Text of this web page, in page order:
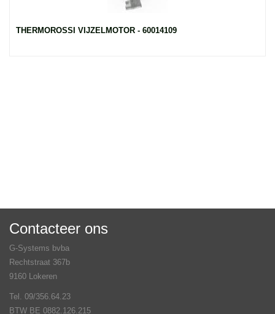
THERMOROSSI VIJZELMOTOR - 60014109
Contacteer ons
G-Systems bvba
Rechtstraat 367b
9160 Lokeren
Tel. 09/356.64.23
BTW BE 0882.126.215